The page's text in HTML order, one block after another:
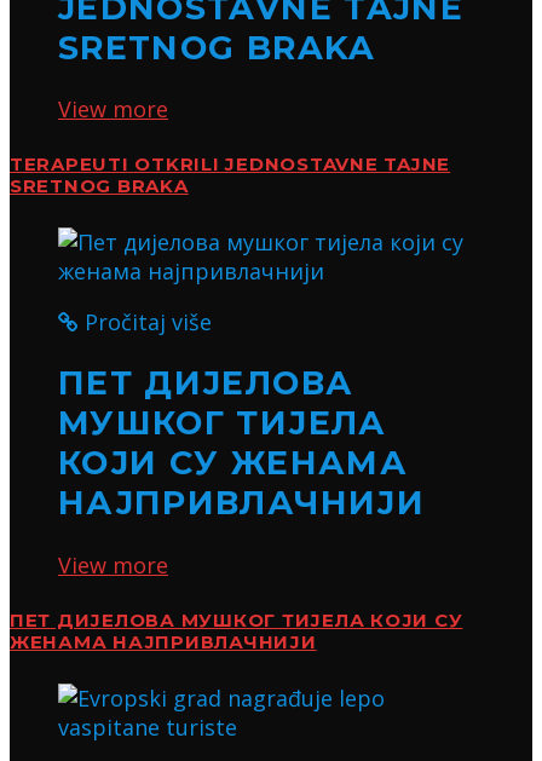
SRETNOG BRAKA
View more
TERAPEUTI OTKRILI JEDNOSTAVNE TAJNE
SRETNOG BRAKA
Pročitaj više
ПЕТ ДИЈЕЛОВА
МУШКОГ ТИЈЕЛА
КОЈИ СУ ЖЕНАМА
НАЈПРИВЛАЧНИЈИ
View more
ПЕТ ДИЈЕЛОВА МУШКОГ ТИЈЕЛА КОЈИ СУ
ЖЕНАМА НАЈПРИВЛАЧНИЈИ